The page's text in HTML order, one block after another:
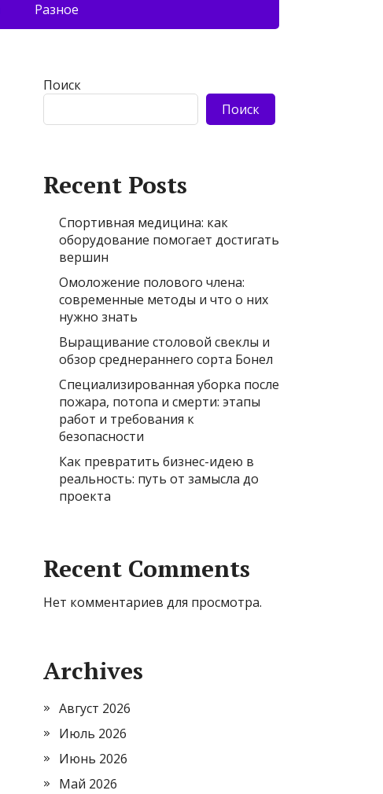
Разное
Поиск
Поиск
Recent Posts
Спортивная медицина: как
оборудование помогает достигать
вершин
Омоложение полового члена:
современные методы и что о них
нужно знать
Выращивание столовой свеклы и
обзор среднераннего сорта Бонел
Специализированная уборка после
пожара, потопа и смерти: этапы
работ и требования к
безопасности
Как превратить бизнес-идею в
реальность: путь от замысла до
проекта
Recent Comments
Нет комментариев для просмотра.
Archives
Август 2026
Июль 2026
Июнь 2026
Май 2026